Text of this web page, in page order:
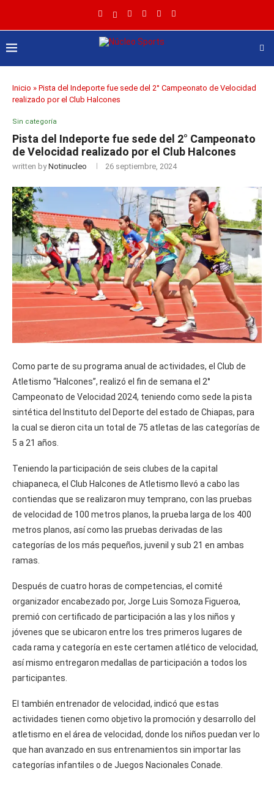
Inicio » Pista del Indeporte fue sede del 2° Campeonato de Velocidad
realizado por el Club Halcones
Sin categoría
Pista del Indeporte fue sede del 2° Campeonato
de Velocidad realizado por el Club Halcones
written byNotinucleo 26 septiembre, 2024
Como parte de su programa anual de actividades, el Club de
Atletismo “Halcones”, realizó el fin de semana el 2°
Campeonato de Velocidad 2024, teniendo como sede la pista
sintética del Instituto del Deporte del estado de Chiapas, para
la cual se dieron cita un total de 75 atletas de las categorías de
5 a 21 años.
Teniendo la participación de seis clubes de la capital
chiapaneca, el Club Halcones de Atletismo llevó a cabo las
contiendas que se realizaron muy temprano, con las pruebas
de velocidad de 100 metros planos, la prueba larga de los 400
metros planos, así como las pruebas derivadas de las
categorías de los más pequeños, juvenil y sub 21 en ambas
ramas.
Después de cuatro horas de competencias, el comité
organizador encabezado por, Jorge Luis Somoza Figueroa,
premió con certificado de participación a las y los niños y
jóvenes que se ubicaron entre los tres primeros lugares de
cada rama y categoría en este certamen atlético de velocidad,
así mismo entregaron medallas de participación a todos los
participantes.
El también entrenador de velocidad, indicó que estas
actividades tienen como objetivo la promoción y desarrollo del
atletismo en el área de velocidad, donde los niños puedan ver lo
que han avanzado en sus entrenamientos sin importar las
categorías infantiles o de Juegos Nacionales Conade.